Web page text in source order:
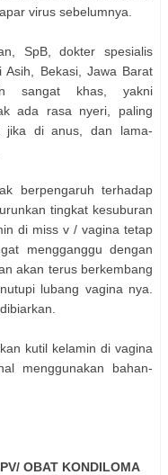
virus sebelumnya.
SpB, dokter spesialis
Bekasi, Jawa Barat
sangat khas, yakni
ada rasa nyeri, paling
jika di anus, dan lama-
berpengaruh terhadap
tingkat kesuburan
di miss v / vagina tetap
mengganggu dengan
akan terus berkembang
lubang vagina nya.
kutil kelamin di vagina
menggunakan bahan-
OBAT KONDILOMA